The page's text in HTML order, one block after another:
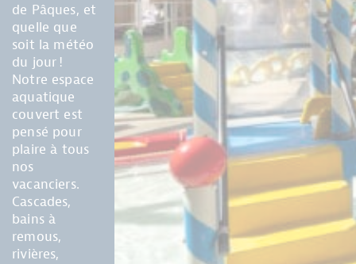
de Pâques, et
quelle que
soit la météo
du jour !
Notre espace
aquatique
couvert est
pensé pour
plaire à tous
nos
vacanciers.
Cascades,
bains à
remous,
rivières,